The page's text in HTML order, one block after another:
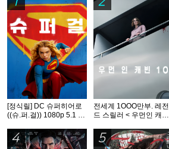
[정식릴] DC 슈퍼히어로
((슈.퍼.걸)) 1080p 5.1 공
전세계 1OOO만부. 레전
드 스릴러 < 우먼인 캐빈
4 5